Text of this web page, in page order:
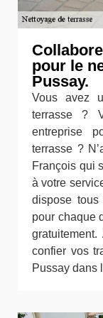
pour le
Pussay.
Vous avez
terrasse ?
entreprise
terrasse ?
François qui
à votre
dispose tous
pour chaque
confier vos
Pussay dans